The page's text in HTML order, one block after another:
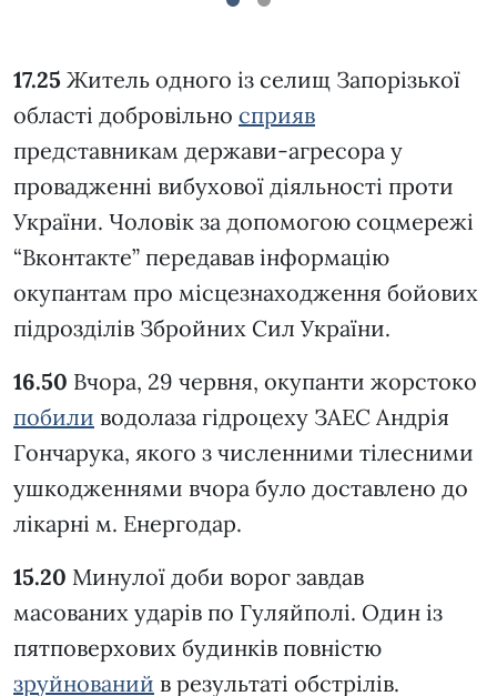
17.25 Житель одного із селищ Запорізької
області добровільно сприяв
представникам держави-агресора у
провадженні вибухової діяльності проти
України. Чоловік за допомогою соцмережі
“Вконтакте” передавав інформацію
окупантам про місцезнаходження бойових
підрозділів Збройних Сил України.
16.50 Вчора, 29 червня, окупанти жорстоко
побили водолаза гідроцеху ЗАЕС Андрія
Гончарука, якого з численними тілесними
ушкодженнями вчора було доставлено до
лікарні м. Енергодар.
15.20 Минулої доби ворог завдав
масованих ударів по Гуляйполі. Один із
пятповерхових будинків повністю
зруйнований в результаті обстрілів.